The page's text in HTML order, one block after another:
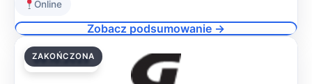
Online
Zobacz podsumowanie →
09.10.2025
ZAKOŃCZONA